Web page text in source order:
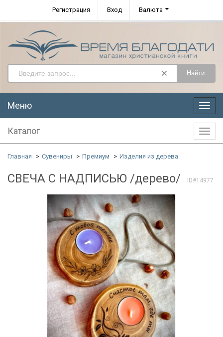
Регистрация Вход Валюта
Найти
Меню
Меню
Каталог
Главная Сувениры Премиум Изделия из дерева
СВЕЧА С НАДПИСЬЮ /дерево/ ID#14977